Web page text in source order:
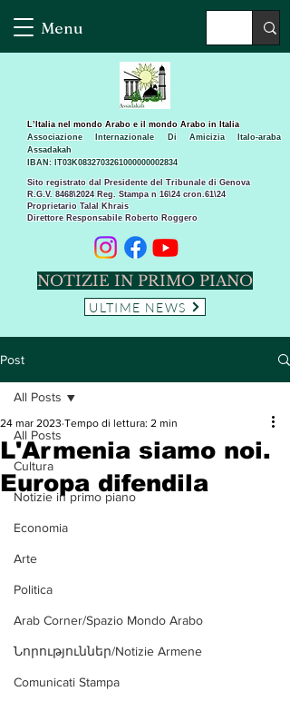
Menu
Sito registrato dal Presidente del Tribunale di Genova
R.G.V. 8468\2024 Reg. Stampa n 16\24 cron.61\24 ​
Proprietario Talal Khrais
Direttore Responsabile Roberto Roggero
L’Italia nel mondo Arabo e il mondo Arabo in Italia
Associazione Internazionale Di Amicizia Italo-araba
Assadakah
IBAN: IT03K0832703261000000002834
NOTIZIE IN PRIMO PIANO
ULTIME NEWS
Post
All Posts
Cultura
Notizie in primo piano
Economia
Arte
Politica
Arab Corner/Spazio Mondo Arabo
Նորություններ/Notizie Armene
Comunicati Stampa
All Posts
L'Armenia siamo noi.
Europa difendila
24 mar 2023 Tempo di lettura: 2 min